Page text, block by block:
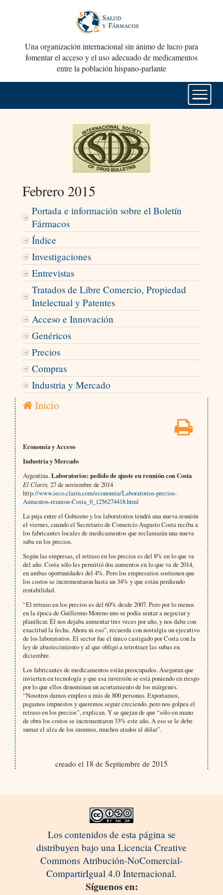
Una organización internacional sin ánimo de lucro para
fomentar el acceso y el uso adecuado de medicamentos
entre la población hispano-parlante
Febrero 2015
Portada e información sobre el Boletín
Fármacos
Índice
Investigaciones
Entrevistas
Tratados de Libre Comercio, Propiedad
Intelectual y Patentes
Acceso e Innovación
Genéricos
Precios
Compras
Industria y Mercado
Inicio
Economía y Acceso
Industria y Mercado
Argentina.Laboratorios: pedido de ajuste en reunión con Costa
El Clarin, 27 de noviembre de 2014
http://www.ieco.clarin.com/economia/Laboratorios-precios-
Aumentos-reunion-Costa_0_1256274418.html
La puja entre el Gobierno y los laboratorios tendrá una nueva reunión
el viernes, cuando el Secretario de Comercio Augusto Costa reciba a
los fabricantes locales de medicamentos que reclamarán una nueva
suba en los precios.
Según las empresas, el retraso en los precios es del 8% en lo que va
del año. Costa sólo les permitió dos aumentos en lo que va de 2014,
en ambas oportunidades del 4%. Pero los empresarios sostienen que
los costos se incrementaron hasta un 34% y que están perdiendo
rentabilidad.
“El retraso en los precios es del 60% desde 2007. Pero por lo menos
en la época de Guillermo Moreno uno se podía sentar a negociar y
planificar. Él nos dejaba aumentar tres veces por año, y nos daba con
exactitud la fecha. Ahora ni eso”, recuerda con nostalgia un ejecutivo
de los laboratorios. El sector fue el único castigado por Costa con la
ley de abastecimiento y al que obligó a retrotraer las subas en
diciembre.
Los fabricantes de medicamentos están preocupados. Aseguran que
invierten en tecnología y que esa inversión se está poniendo en riesgo
por lo que ellos denominan un acortamiento de los márgenes.
“Nosotros damos empleo a más de 800 personas. Exportamos,
pagamos impuestos y queremos seguir creciendo, pero nos golpea el
retraso en los precios”, explican. Y se quejan de que “sólo en mano
de obra los costos se incrementaron 33% este año. A eso se le debe
sumar el alza de los insumos, muchos atados al dólar”.
creado el 18 de Septiembre de 2015
Los contenidos de esta página se
distribuyen bajo una Licencia Creative
Commons Atribución-NoComercial-
CompartirIgual 4.0 Internacional.
Síguenos en: